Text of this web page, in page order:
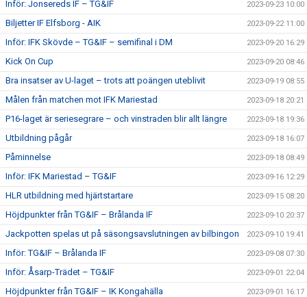
Inför: Jonsereds IF – TG&IF 2023-09-23 10:00
Biljetter IF Elfsborg - AIK 2023-09-22 11:00
Inför: IFK Skövde – TG&IF – semifinal i DM 2023-09-20 16:29
Kick On Cup 2023-09-20 08:46
Bra insatser av U-laget – trots att poängen uteblivit 2023-09-19 08:55
Målen från matchen mot IFK Mariestad 2023-09-18 20:21
P16-laget är seriesegrare – och vinstraden blir allt längre 2023-09-18 19:36
Utbildning pågår 2023-09-18 16:07
Påminnelse 2023-09-18 08:49
Inför: IFK Mariestad – TG&IF 2023-09-16 12:29
HLR utbildning med hjärtstartare 2023-09-15 08:20
Höjdpunkter från TG&IF – Brålanda IF 2023-09-10 20:37
Jackpotten spelas ut på säsongsavslutningen av bilbingon 2023-09-10 19:41
Inför: TG&IF – Brålanda IF 2023-09-08 07:30
Inför: Åsarp-Trädet – TG&IF 2023-09-01 22:04
Höjdpunkter från TG&IF – IK Kongahälla 2023-09-01 16:17